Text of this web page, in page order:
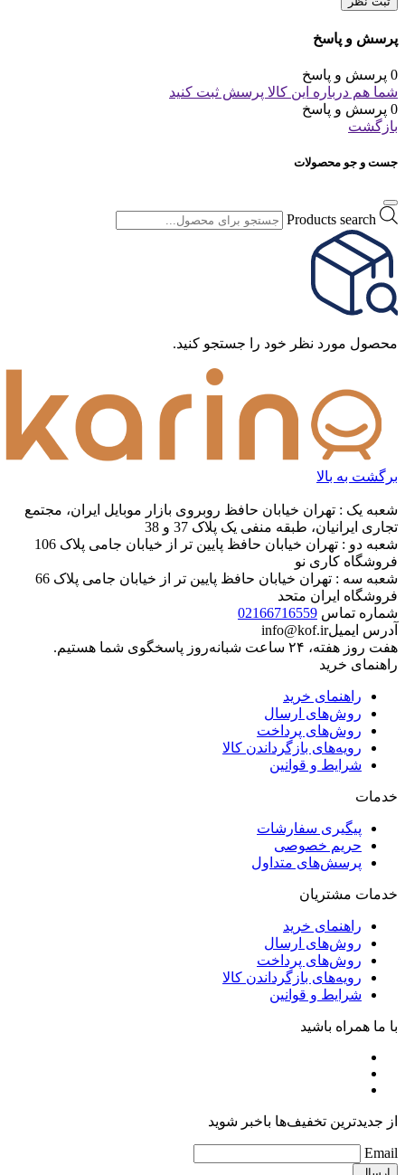
پرسش و پاسخ
0 پرسش و پاسخ
شما هم درباره این کالا پرسش ثبت کنید
0 پرسش و پاسخ
بازگشت
جست و جو محصولات
Products search
محصول مورد نظر خود را جستجو کنید.
برگشت به بالا
شعبه یک : تهران خیابان حافظ روبروی بازار موبایل ایران، مجتمع
تجاری ایرانیان، طبقه منفی یک پلاک 37 و 38
شعبه دو : تهران خیابان حافظ پایین تر از خیابان جامی پلاک 106
فروشگاه کاری نو
شعبه سه : تهران خیابان حافظ پایین تر از خیابان جامی پلاک 66
فروشگاه ایران متحد
شماره تماس 02166716559
آدرس ایمیلinfo@kof.ir
هفت روز هفته، ۲۴ ساعت شبانه‌روز پاسخگوی شما هستیم.
راهنمای خرید
راهنمای خرید
روش‌های ارسال
روش‌های پرداخت
رویه‌های بازگرداندن کالا
شرایط و قوانین
خدمات
پیگیری سفارشات
حریم خصوصی
پرسش‌های متداول
خدمات مشتریان
راهنمای خرید
روش‌های ارسال
روش‌های پرداخت
رویه‌های بازگرداندن کالا
شرایط و قوانین
با ما همراه باشید
از جدیدترین تخفیف‌ها باخبر شوید
Email